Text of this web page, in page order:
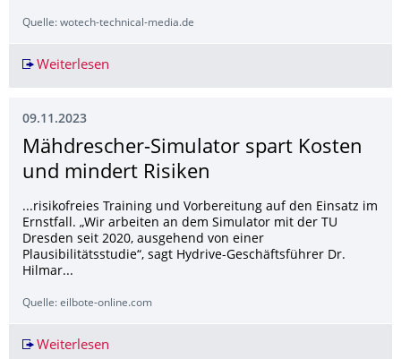
Quelle: wotech-technical-media.de
Weiterlesen
09.11.2023
Mähdrescher-Simulator spart Kosten
und mindert Risiken
...risikofreies Training und Vorbereitung auf den Einsatz im
Ernstfall. „Wir arbeiten an dem Simulator mit der TU
Dresden seit 2020, ausgehend von einer
Plausibilitätsstudie“, sagt Hydrive-Geschäftsführer Dr.
Hilmar...
Quelle: eilbote-online.com
Weiterlesen